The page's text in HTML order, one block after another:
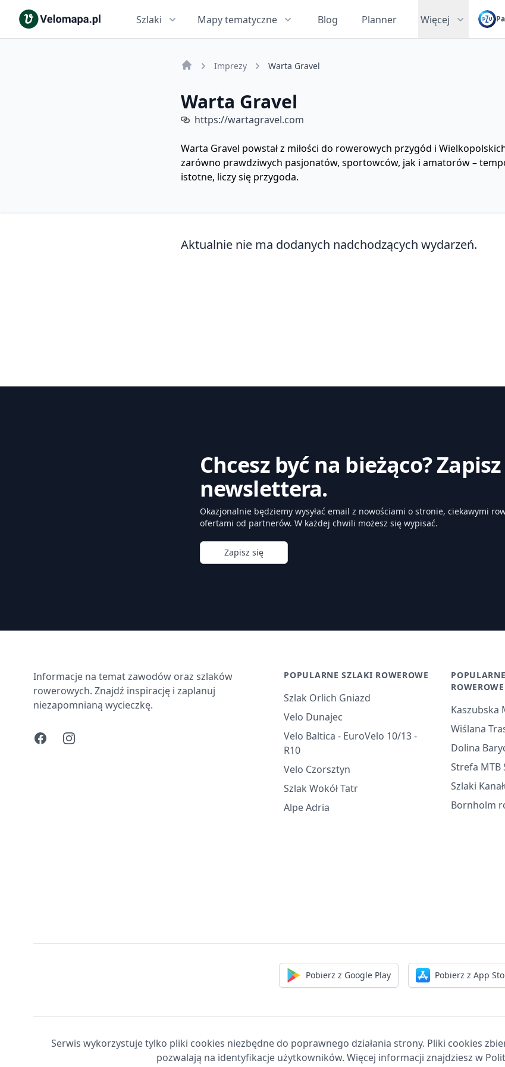
Szlaki Mapy tematyczne Blog Planner Więcej
Imprezy Warta Gravel
Warta Gravel
https://wartagravel.com
Warta Gravel powstał z miłości do rowerowych przygód i
zarówno prawdziwych pasjonatów, sportowców, jak i amatorów –
istotne, liczy się przygoda.
Aktualnie nie ma dodanych nadchodzących wydarzeń.
Chcesz być na bieżąco?
newslettera.
Okazjonalnie będziemy wysyłać email z nowościami o stronie, ciekawymi
ofertami od partnerów. W każdej chwili możesz się wypisać.
Zapisz się
Informacje na temat zawodów oraz szlaków
rowerowych. Znajdź inspirację i zaplanuj
niezapomnianą wycieczkę.
FacebookInstagram
POPULARNE SZLAKI ROWEROWE
Szlak Orlich Gniazd
Velo Dunajec
Velo Baltica - EuroVelo 10/13 -
R10
Velo Czorsztyn
Szlak Wokół Tatr
Alpe Adria
ROWEROWE
Kaszubska
Wiślana
Dolina
Strefa MTB
Szlaki
Bornholm
Pobierz z Google Play Pobierz z App
Serwis wykorzystuje tylko pliki cookies niezbędne do poprawnego działania strony. Pliki cookies
pozwalają na identyfikacje użytkowników. Więcej informacji znajdziesz w